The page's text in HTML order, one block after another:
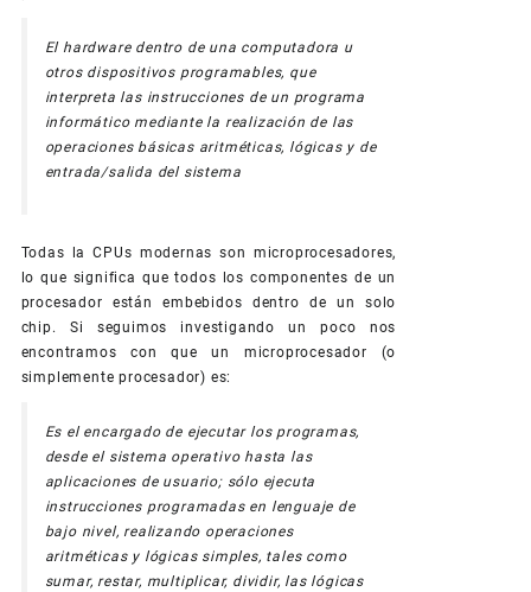
El hardware dentro de una computadora u
otros dispositivos programables, que
interpreta las instrucciones de un programa
informático mediante la realización de las
operaciones básicas aritméticas, lógicas y de
entrada/salida del sistema
Todas la CPUs modernas son microprocesadores,
lo que significa que todos los componentes de un
procesador están embebidos dentro de un solo
chip. Si seguimos investigando un poco nos
encontramos con que un microprocesador (o
simplemente procesador) es:
Es el encargado de ejecutar los programas,
desde el sistema operativo hasta las
aplicaciones de usuario; sólo ejecuta
instrucciones programadas en lenguaje de
bajo nivel, realizando operaciones
aritméticas y lógicas simples, tales como
sumar, restar, multiplicar, dividir, las lógicas